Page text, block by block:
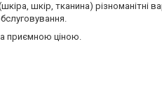
шкір, тканина) різноманітні
приємною ціною.